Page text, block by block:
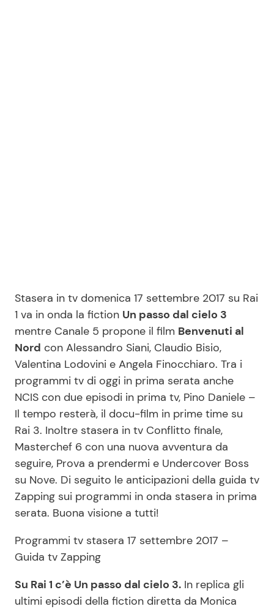
Viaggi e Turismo
Festività
Ricette Feste
Ricette per Bambini
Seguici
Info
Chi siamo
Disclaimer e Privacy
Contattaci
Privacy Policy
Stasera in tv domenica 17 settembre 2017 su Rai
1 va in onda la fiction Un passo dal cielo 3
mentre Canale 5 propone il film Benvenuti al
Nord con Alessandro Siani, Claudio Bisio,
Valentina Lodovini e Angela Finocchiaro. Tra i
programmi tv di oggi in prima serata anche
NCIS con due episodi in prima tv, Pino Daniele –
Il tempo resterà, il docu-film in prime time su
Rai 3. Inoltre stasera in tv Conflitto finale,
Masterchef 6 con una nuova avventura da
seguire, Prova a prendermi e Undercover Boss
su Nove. Di seguito le anticipazioni della guida tv
Zapping sui programmi in onda stasera in prima
serata. Buona visione a tutti!
Programmi tv stasera 17 settembre 2017 –
Guida tv Zapping
Su Rai 1 c’è Un passo dal cielo 3. In replica gli
ultimi episodi della fiction diretta da Monica